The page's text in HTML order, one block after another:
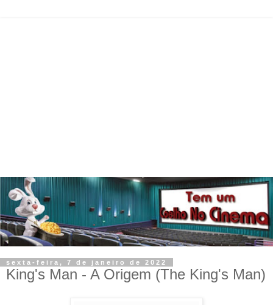
sexta-feira, 7 de janeiro de 2022
King's Man - A Origem (The King's Man)